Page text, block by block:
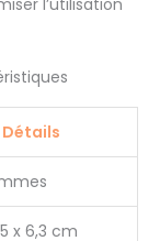
à l'eau,
lors de
Sangle
pour que
petits
trouvent
suffit de
l’utilisation
Détails
x 6,3 cm